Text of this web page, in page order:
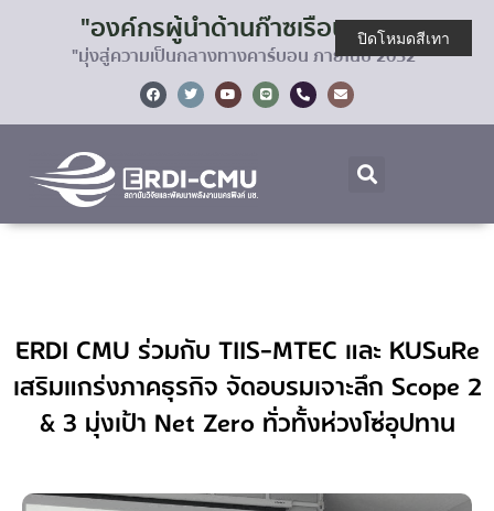
"องค์กรผู้นำด้านก๊าซเรือนกระจก
"มุ่งสู่ความเป็นกลางทางคาร์บอน ภายในปี 2032"
ERDI CMU ร่วมกับ TIIS-MTEC และ KUSuRe
เสริมแกร่งภาคธุรกิจ จัดอบรมเจาะลึก Scope 2
& 3 มุ่งเป้า Net Zero ทั่วทั้งห่วงโซ่อุปทาน
ปิดโหมดสีเทา